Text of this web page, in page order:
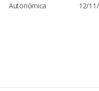
Autonómica 12/